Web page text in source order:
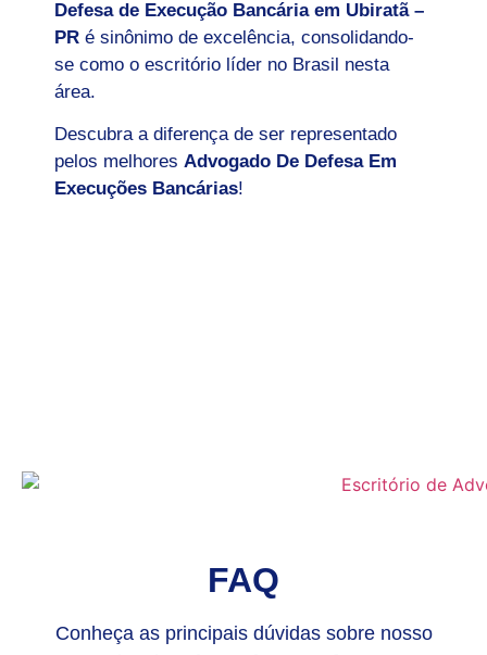
Defesa de Execução Bancária em Ubiratã –
PR é sinônimo de excelência, consolidando-
se como o escritório líder no Brasil nesta
área.
Descubra a diferença de ser representado
pelos melhores Advogado De Defesa Em
Execuções Bancárias!
FAQ
Conheça as principais dúvidas sobre nosso